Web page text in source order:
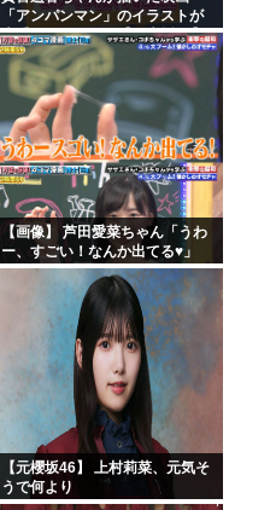
「アンパンマン」のイラストが
上手すぎる！！！【乃木坂46】
【画像】 芦田愛菜ちゃん「うわ
ー、すごい！なんか出てる♥」
【元櫻坂46】 上村莉菜、元気そ
うで何より